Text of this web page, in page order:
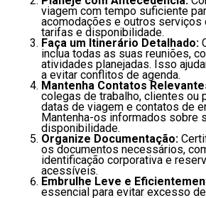
viagem com tempo suficiente
acomodações e outros serviços
tarifas e disponibilidade.
Faça um Itinerário Detalhado:
inclua todas as suas reuniões,
atividades planejadas. Isso
a evitar conflitos de agenda.
Mantenha Contatos
colegas de trabalho, clientes ou
datas de viagem e contatos de
Mantenha-os informados sobre
disponibilidade.
Organize Documentação:
os documentos necessários,
identificação corporativa e
acessíveis.
Embrulhe Leve e
essencial para evitar excesso